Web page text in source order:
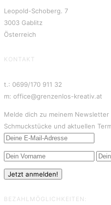
Leopold-Schoberg. 7
3003 Gablitz
Österreich
KONTAKT
t.: 0699/170 911 32
m: office@grenzenlos-kreativ.at
Melde dich zu meinem
Schmuckstücke und aktuellen
BEZAHLMÖGLICHKEITEN: